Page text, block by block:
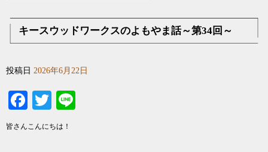
キースウッドワークスのよもやま話～第34回～
投稿日 2026年6月22日
Facebook
Twitter
皆さんこんにちは！